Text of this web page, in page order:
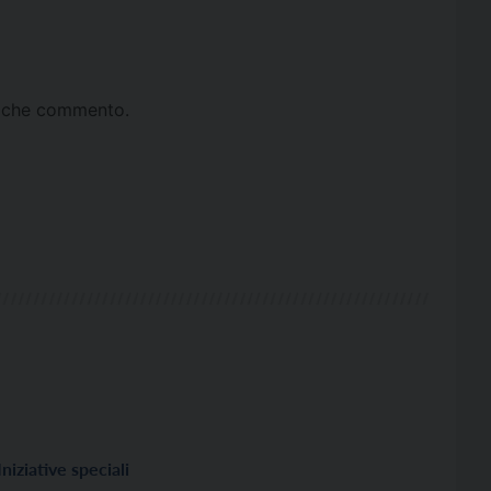
commento.
Iniziative speciali